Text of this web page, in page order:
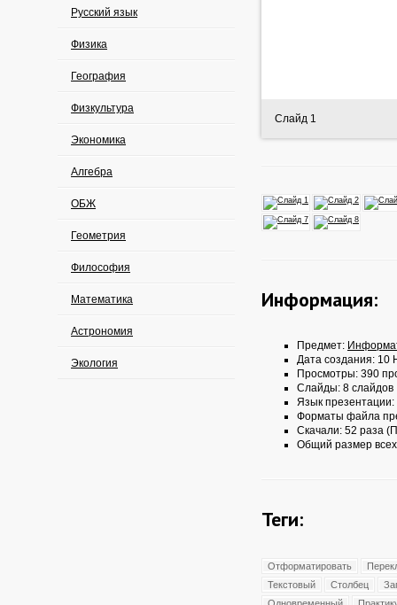
Русский язык
Физика
География
Физкультура
Экономика
Алгебра
ОБЖ
Геометрия
Философия
Математика
Астрономия
Экология
Слайд 1
Информация:
Предмет:
Дата создания: 10
Просмотры: 390
Слайды: 8 слайдов
Язык презентации:
Форматы файла
Скачали: 52 раза
Общий размер
Теги:
Отформатировать
Текстовый
Столбец